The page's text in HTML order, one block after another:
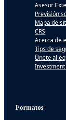
Asesor
Previsión
Mapa de
CRS
Acerca de
Tips de
Únete al
Formatos